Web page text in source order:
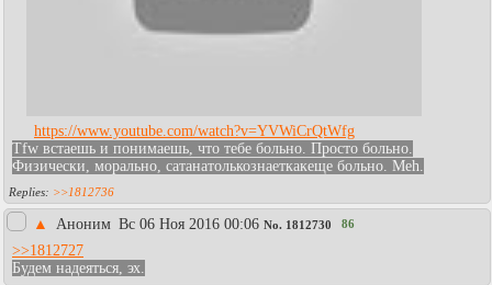
https://www.youtube.com/watch?v=YVWiCrQtWfg
Tfw встаешь и понимаешь, что тебе больно. Просто больно.
Физически, морально, сатанатолькознаеткакеще больно. Meh.
>>1812736
▲ Аноним Вc 06 Ноя 2016 00:06 No. 1812730 86
>>1812727
Будем надеяться, эх.